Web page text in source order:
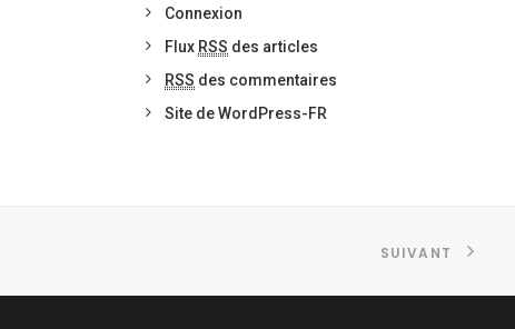
Connexion
Flux RSS des articles
RSS des commentaires
Site de WordPress-FR
SUIVANT